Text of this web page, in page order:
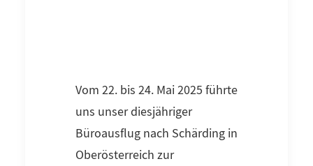
Vom 22. bis 24. Mai 2025 führte
uns unser diesjähriger
Büroausflug nach Schärding in
Oberösterreich zur